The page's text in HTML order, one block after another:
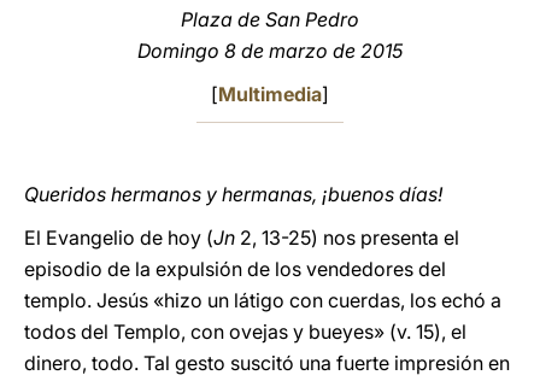
Plaza de San Pedro
Domingo 8 de marzo de 2015
[Multimedia]
Queridos hermanos y hermanas, ¡buenos días!
El Evangelio de hoy (Jn 2, 13-25) nos presenta el
episodio de la expulsión de los vendedores del
templo. Jesús «hizo un látigo con cuerdas, los echó a
todos del Templo, con ovejas y bueyes» (v. 15), el
dinero, todo. Tal gesto suscitó una fuerte impresión en